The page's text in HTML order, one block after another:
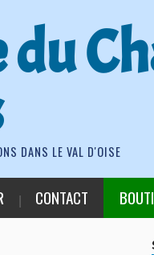
du
DANS LE VAL D'OISE
CONTACT